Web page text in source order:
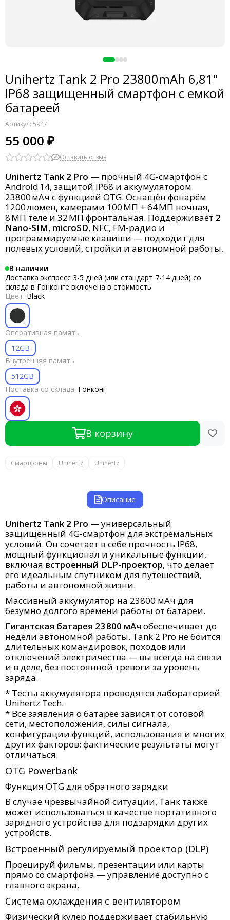
Unihertz Tank 2 Pro 23800mAh 6,81"
IP68 защищенный смартфон с емкой
батареей
Артикул: 5947
55 000 ₽
Оставить отзыв
Unihertz Tank 2 Pro — прочный 4G-смартфон с
Android 14, защитой IP68 и аккумулятором
23800 мАч с функцией OTG. Оснащён фонарём
1200 люмен, камерами 100 МП + 64 МП ночная,
8 МП теле и 32 МП фронтальная. Поддерживает 2
Nano-SIM, microSD, NFC, FM-радио и
программируемые клавиши — подходит для
полевых условий, стройки и автономной работы.
В наличии
Доставка экспресс 3-5 дней (или стандарт 7-14 дней) со
склада в Гонконге включена в стоимость
Цвет: Black
Оперативная память
12GB
Внутренняя память
512GB
Поставка со склада: Гонконг
В корзину
Смартфоны Unihertz Unihertz
Описание
Unihertz Tank 2 Pro —универсальный
защищённый 4G-смартфон для экстремальных
условий. Он сочетает в себе прочность IP68,
мощный функционал и уникальныефункции,
включая встроенный DLP-проектор, что делает
его идеальным спутником для путешествий,
работы и автономной жизни.
Массивный аккумулятор на 23800 мАч для
безумно долгого времени работы от батареи.
Гигантская батарея 23 800 мАч обеспечивает до
недели автономной работы. Tank 2 Pro не боится
длительных командировок, походов или
отключений электричества — вы всегда на связи
и в деле, без постоянной тревоги за уровень
заряда.
* Тесты аккумулятора проводятся лабораторией
Unihertz Tech.
* Все заявления о батарее зависят от сотовой
сети, местоположения, силы сигнала,
конфигурации функций, использования и многих
других факторов; фактические результаты могут
отличаться.
OTG Powerbank
Функция OTG для обратного зарядки
В случае чрезвычайной ситуации, Танк также
может использоваться в качестве портативного
зарядного устройства для подзарядки других
устройств.
Встроенный регулируемый проектор (DLP)
Проецируй фильмы, презентации или карты
прямо со смартфона — управление доступно с
главного экрана.
Система охлаждения с вентилятором
Физический кулер поддерживает стабильную